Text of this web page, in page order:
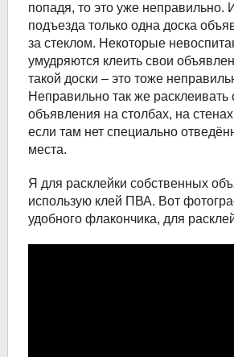
попадя, то это уже неправильно.
подъезда только одна доска
за стеклом. Некоторые
умудряются клеить свои
такой доски – это тоже
Неправильно так же расклеивать
объявления на столбах, на
если там нет специально
места.
Я для расклейки собственных
использую клей ПВА. Вот
удобного флакончика, для